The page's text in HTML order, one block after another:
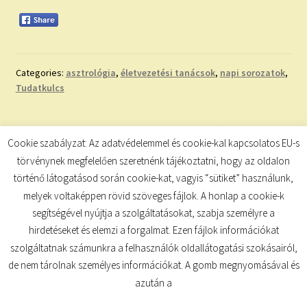
Categories: asztrológia, életvezetési tanácsok, napi sorozatok,
Tudatkulcs
Bejegyzés
navigáció
post:
post:
© TUDATKULCS 2026
Cookie szabályzat: Az adatvédelemmel és cookie-kal kapcsolatos EU-s
törvénynek megfelelően szeretnénk tájékoztatni, hogy az oldalon
történő látogatásod során cookie-kat, vagyis “sütiket” használunk,
melyek voltaképpen rövid szöveges fájlok. A honlap a cookie-k
segítségével nyújtja a szolgáltatásokat, szabja személyre a
hirdetéseket és elemzi a forgalmat. Ezen fájlok információkat
szolgáltatnak számunkra a felhasználók oldallátogatási szokásairól,
de nem tárolnak személyes információkat. A gomb megnyomásával és
azután a